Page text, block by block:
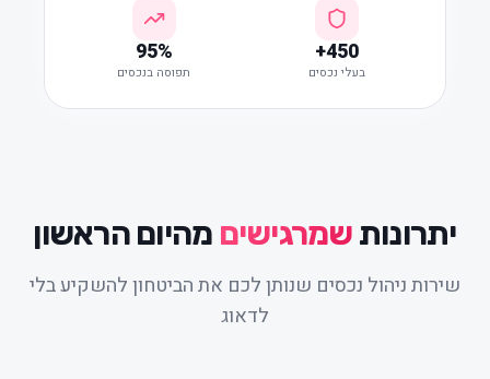
450+
בעלי נכסים
95%
תפוסה בנכסים
יתרונותשמרגישים מהיום הראשון
שירות ניהול נכסים שנותן לכם את הביטחון להשקיע בלי
לדאוג